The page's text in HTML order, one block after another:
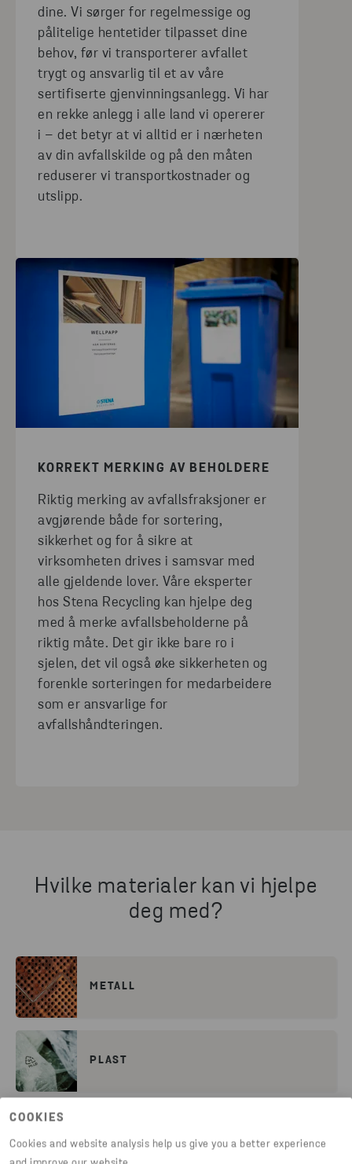
COOKIES
Cookies and website analysis help us give you a better experience
dine. Vi sørger for regelmessige og
pålitelige hentetider tilpasset dine
behov, før vi transporterer avfallet
trygt og ansvarlig til et av våre
sertifiserte gjenvinningsanlegg. Vi har
en rekke anlegg i alle land vi opererer
i – det betyr at vi alltid er i nærheten
av din avfallskilde og på den måten
reduserer vi transportkostnader og
utslipp.
KORREKT MERKING AV BEHOLDERE
Riktig merking av avfallsfraksjoner er
avgjørende både for sortering,
sikkerhet og for å sikre at
virksomheten drives i samsvar med
alle gjeldende lover. Våre eksperter
hos Stena Recycling kan hjelpe deg
med å merke avfallsbeholderne på
riktig måte. Det gir ikke bare ro i
sjelen, det vil også øke sikkerheten og
forenkle sorteringen for medarbeidere
som er ansvarlige for
avfallshåndteringen.
Hvilke materialer kan vi hjelpe
deg med?
METALL
PLAST